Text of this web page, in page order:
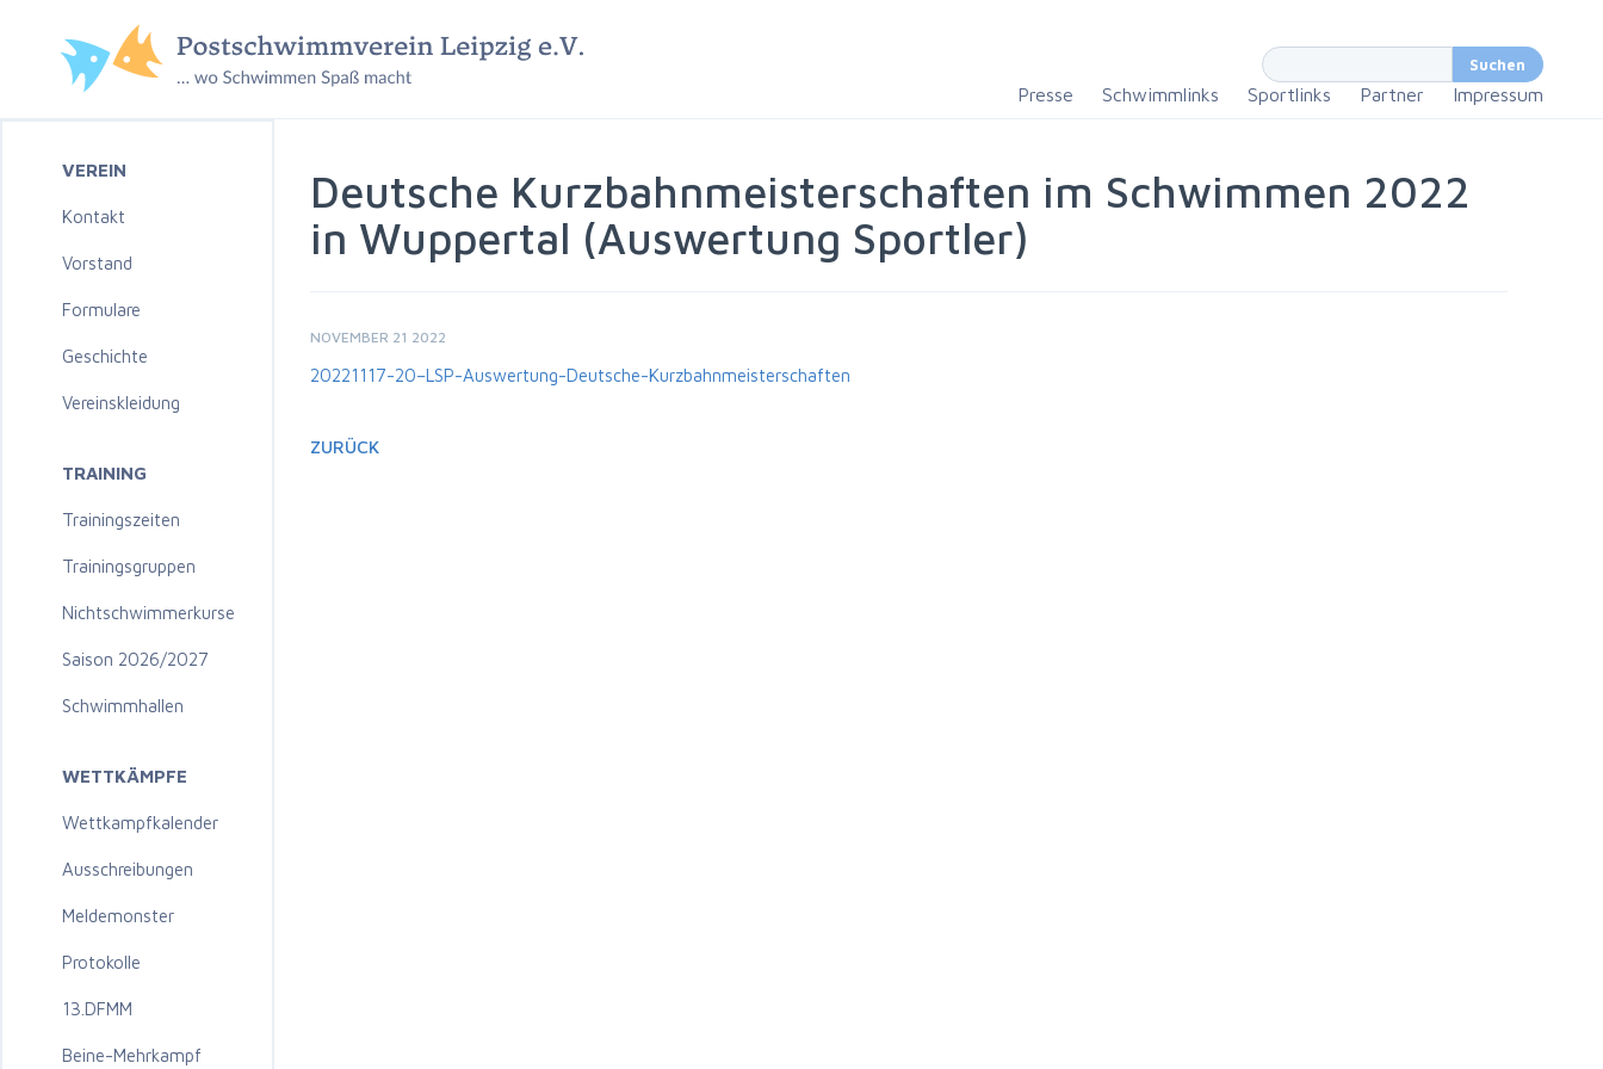
Presse Schwimmlinks Sportlinks Partner Impressum
VEREIN
Kontakt
Vorstand
Formulare
Geschichte
Vereinskleidung
TRAINING
Trainingszeiten
Trainingsgruppen
Nichtschwimmerkurse
Saison 2026/2027
Schwimmhallen
WETTKÄMPFE
Wettkampfkalender
Ausschreibungen
Meldemonster
Protokolle
13.DFMM
Beine-Mehrkampf
Deutsche Kurzbahnmeisterschaften im Schwimmen 2022
in Wuppertal (Auswertung Sportler)
NOVEMBER 21 2022
20221117-20–LSP-Auswertung-Deutsche-Kurzbahnmeisterschaften
ZURÜCK